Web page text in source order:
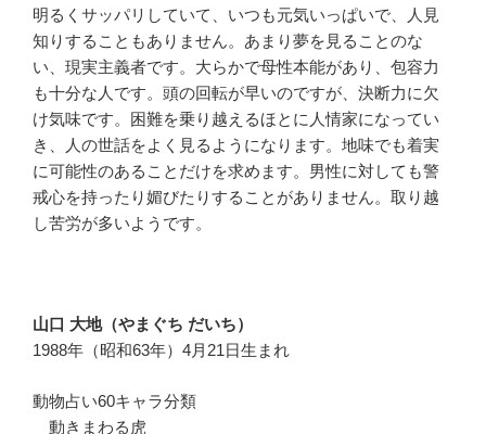
明るくサッパリしていて、いつも元気いっぱいで、人見
知りすることもありません。あまり夢を見ることのな
い、現実主義者です。大らかで母性本能があり、包容力
も十分な人です。頭の回転が早いのですが、決断力に欠
け気味です。困難を乗り越えるほとに人情家になってい
き、人の世話をよく見るようになります。地味でも着実
に可能性のあることだけを求めます。男性に対しても警
戒心を持ったり媚びたりすることがありません。取り越
し苦労が多いようです。
山口 大地（やまぐち だいち）
1988年（昭和63年）4月21日生まれ
動物占い60キャラ分類
動きまわる虎